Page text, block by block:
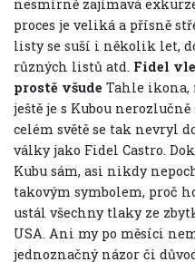
nesmírně zajímavá
proces je veliká a přísně
listy se suší i několik let,
různých listů atd. Fidel
prostě všude Tahle ikona,
ještě je s Kubou
celém světě se tak nevryl
války jako Fidel Castro.
Kubu sám, asi nikdy
takovým symbolem, proč
ustál všechny tlaky ze
USA. Ani my po měsíci
jednoznačný názor či